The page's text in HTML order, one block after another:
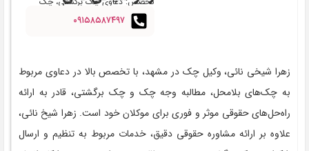
بلامحل و مطالبه وجه چک
۰۹۱۵۸۵۸۷۴۹۷
زهرا شیخی نائی، وکیل چک در مشهد، با تخصص بالا در دعاوی مربوط
به چک‌های بلامحل، مطالبه وجه چک و چک برگشتی، قادر به ارائه
راه‌حل‌های حقوقی موثر و فوری برای موکلان خود است. زهرا شیخ نائی،
علاوه بر ارائه مشاوره حقوقی دقیق، خدمات مربوط به تنظیم و ارسال